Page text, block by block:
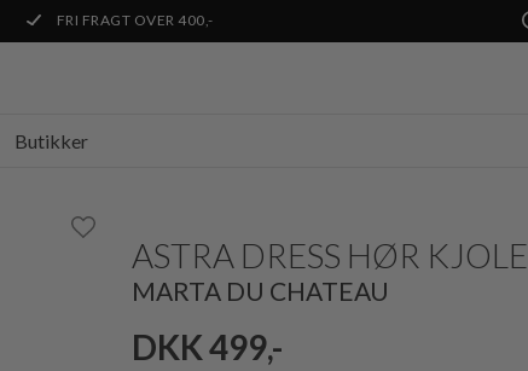
FRI FRAGT OVER 400,-
Butikker
ASTRA DRESS HØR KJOLE
MARTA DU CHATEAU
DKK 499,-